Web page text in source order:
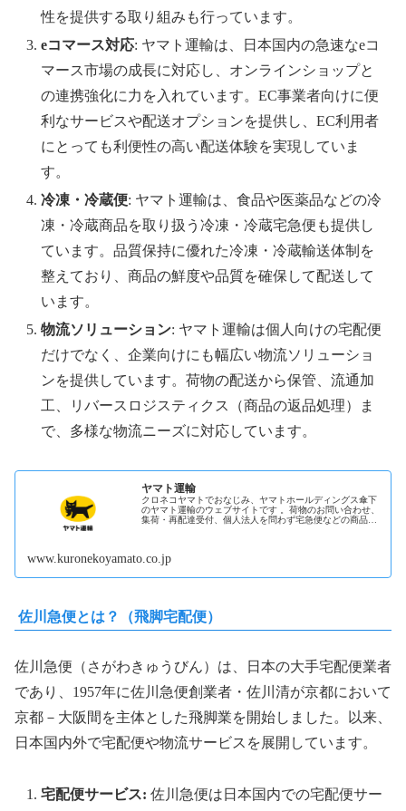
性を提供する取り組みも行っています。
eコマース対応: ヤマト運輸は、日本国内の急速なeコ
マース市場の成長に対応し、オンラインショップと
の連携強化に力を入れています。EC事業者向けに便
利なサービスや配送オプションを提供し、EC利用者
にとっても利便性の高い配送体験を実現していま
す。
冷凍・冷蔵便: ヤマト運輸は、食品や医薬品などの冷
凍・冷蔵商品を取り扱う冷凍・冷蔵宅急便も提供し
ています。品質保持に優れた冷凍・冷蔵輸送体制を
整えており、商品の鮮度や品質を確保して配送して
います。
物流ソリューション: ヤマト運輸は個人向けの宅配便
だけでなく、企業向けにも幅広い物流ソリューショ
ンを提供しています。荷物の配送から保管、流通加
工、リバースロジスティクス（商品の返品処理）ま
で、多様な物流ニーズに対応しています。
ヤマト運輸
クロネコヤマトでおなじみ、ヤマトホールディングス傘下
のヤマト運輸のウェブサイトです 。荷物のお問い合わせ、
集荷・再配達受付、個人法人を問わず宅急便などの商品・
www.kuronekoyamato.co.jp
佐川急便とは？（飛脚宅配便）
佐川急便（さがわきゅうびん）は、日本の大手宅配便業者
であり、1957年に佐川急便創業者・佐川清が京都において
京都－大阪間を主体とした飛脚業を開始しました。以来、
日本国内外で宅配便や物流サービスを展開しています。
宅配便サービス: 佐川急便は日本国内での宅配便サー